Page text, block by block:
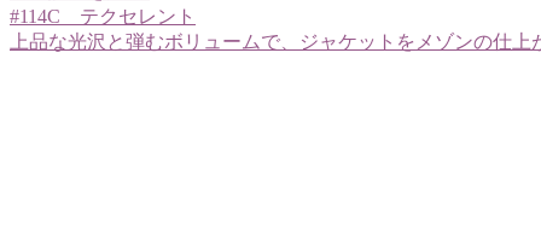
#114C テクセレント
上品な光沢と弾むボリュームで、ジャケットをメゾンの仕上